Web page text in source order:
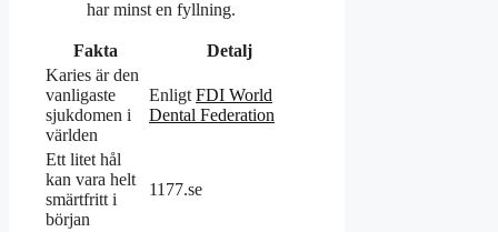
har minst en fyllning.
Fakta
Detalj
Karies är den
vanligaste
sjukdomen i
världen
Enligt FDI World
Dental Federation
Ett litet hål
kan vara helt
smärtfritt i
början
1177.se